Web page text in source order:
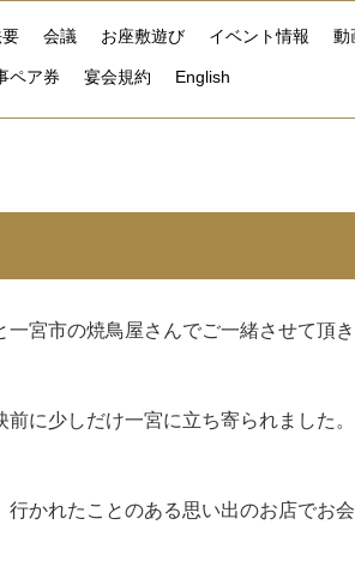
会議 お座敷遊び イベント情報 動
ペア券 宴会規約 English
宮市の焼鳥屋さんでご一緒させて頂
に少しだけ一宮に立ち寄られました
かれたことのある思い出のお店でお会